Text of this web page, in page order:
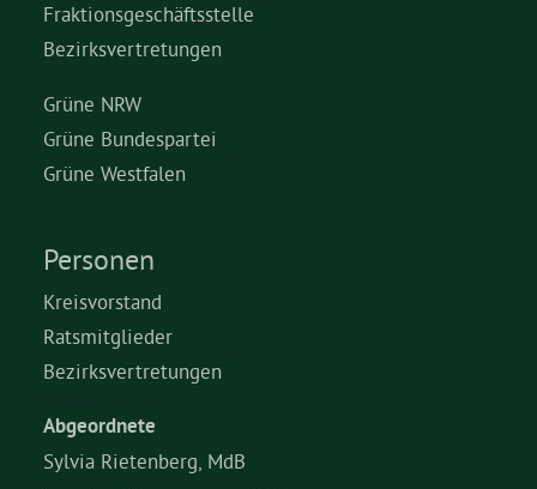
Fraktionsgeschäftsstelle
Bezirksvertretungen
Grüne NRW
Grüne Bundespartei
Grüne Westfalen
Personen
Kreisvorstand
Ratsmitglieder
Bezirksvertretungen
Abgeordnete
Sylvia Rietenberg, MdB